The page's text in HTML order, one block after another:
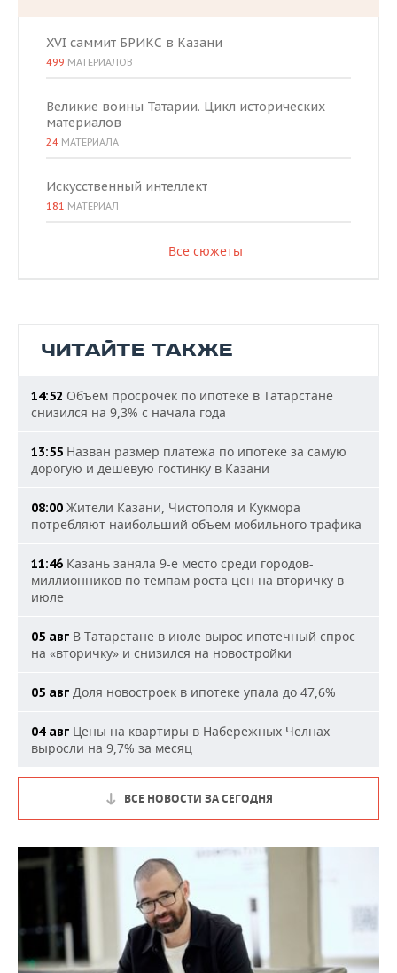
XVI саммит БРИКС в Казани
499 МАТЕРИАЛОВ
Великие воины Татарии. Цикл исторических
материалов
24 МАТЕРИАЛА
Искусственный интеллект
181 МАТЕРИАЛ
Все сюжеты
ЧИТАЙТЕ ТАКЖЕ
14:52 Объем просрочек по ипотеке в Татарстане
снизился на 9,3% с начала года
13:55 Назван размер платежа по ипотеке за самую
дорогую и дешевую гостинку в Казани
08:00 Жители Казани, Чистополя и Кукмора
потребляют наибольший объем мобильного трафика
11:46 Казань заняла 9-е место среди городов-
миллионников по темпам роста цен на вторичку в
июле
05 авг В Татарстане в июле вырос ипотечный спрос
на «вторичку» и снизился на новостройки
05 авг Доля новостроек в ипотеке упала до 47,6%
04 авг Цены на квартиры в Набережных Челнах
выросли на 9,7% за месяц
ВСЕ НОВОСТИ ЗА СЕГОДНЯ